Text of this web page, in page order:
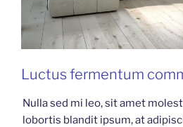
Luctus fermentum
Nulla sed mi leo, sit amet
lobortis blandit ipsum, at